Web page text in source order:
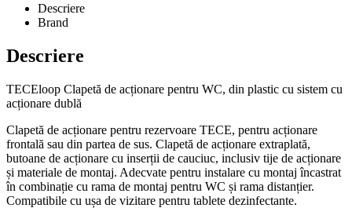
Descriere
Brand
Descriere
TECEloop Clapetă de acționare pentru WC, din plastic cu sistem cu
acționare dublă
Clapetă de acționare pentru rezervoare TECE, pentru acționare
frontală sau din partea de sus. Clapetă de acționare extraplată,
butoane de acționare cu inserții de cauciuc, inclusiv tije de acționare
și materiale de montaj. Adecvate pentru instalare cu montaj încastrat
în combinație cu rama de montaj pentru WC și rama distanțier.
Compatibile cu ușa de vizitare pentru tablete dezinfectante.